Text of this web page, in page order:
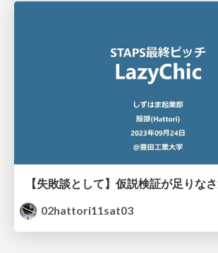
02hattori11sat03